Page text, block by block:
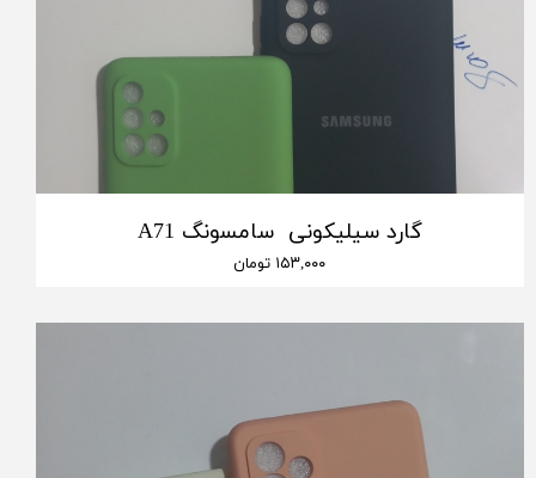
گارد سیلیکونی سامسونگ A71
۱۵۳,۰۰۰ تومان